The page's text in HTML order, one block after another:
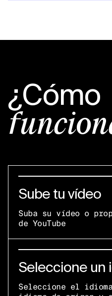
¿Cómo
Sube tu vídeo
Suba su vídeo o
de YouTube
Seleccione un
Seleccione el idioma